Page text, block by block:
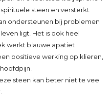
steen en versterkt
ondersteunen bij problemen
ligt. Het is ook heel
werkt blauwe apatiet
positieve werking op klieren,
steen kan beter niet te veel